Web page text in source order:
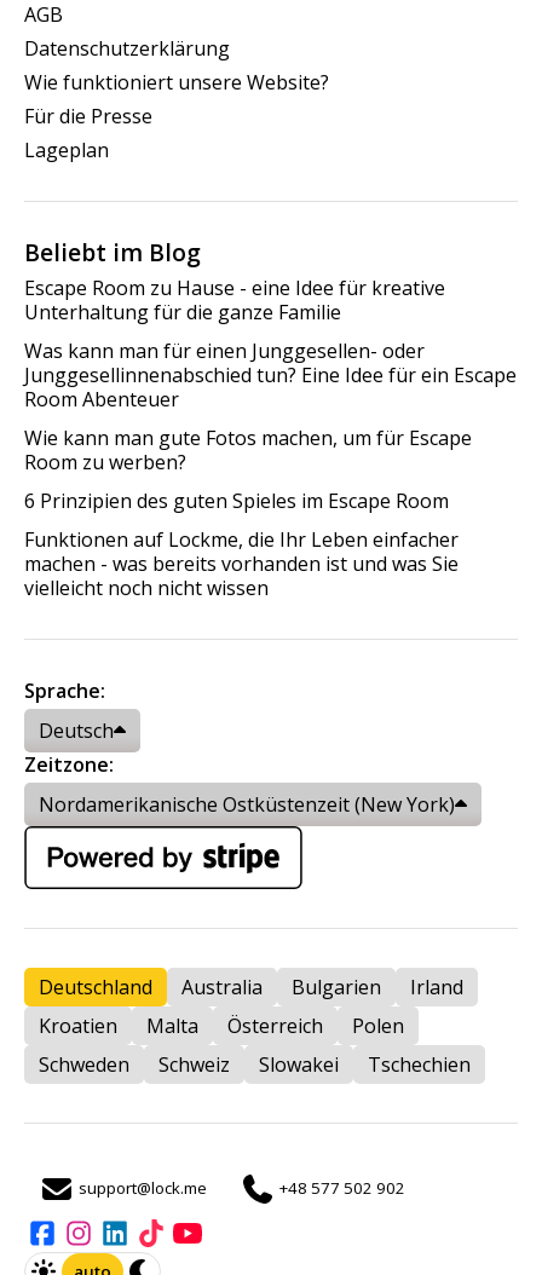
AGB
Datenschutzerklärung
Wie funktioniert unsere Website?
Für die Presse
Lageplan
Beliebt im Blog
Escape Room zu Hause - eine Idee für kreative
Unterhaltung für die ganze Familie
Was kann man für einen Junggesellen- oder
Junggesellinnenabschied tun? Eine Idee für ein Escape
Room Abenteuer
Wie kann man gute Fotos machen, um für Escape
Room zu werben?
6 Prinzipien des guten Spieles im Escape Room
Funktionen auf Lockme, die Ihr Leben einfacher
machen - was bereits vorhanden ist und was Sie
vielleicht noch nicht wissen
Sprache:
Deutsch
Zeitzone:
Nordamerikanische Ostküstenzeit (New York)
Deutschland Australia Bulgarien
Irland
Kroatien
Malta Österreich
Polen
Schweden
Schweiz Slowakei Tschechien
support@lock.me +48 577 502 902